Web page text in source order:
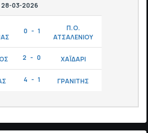
28-03-2026
0 - 1
Π.Ο.
ΑΤΣΑΛΕΝΙΟΥ
2 - 0 ΧΑΪΔΑΡΙ
4 - 1 ΓΡΑΝΙΤΗΣ